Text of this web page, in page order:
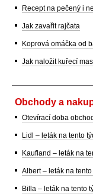
Recept na pečený i
Jak zavařit rajčata
Koprová omáčka od
Jak naložit kuřecí
Obchody a
Otevírací doba
Lidl – leták na tento
Kaufland – leták na
Albert – leták na tento
Billa – leták na tento